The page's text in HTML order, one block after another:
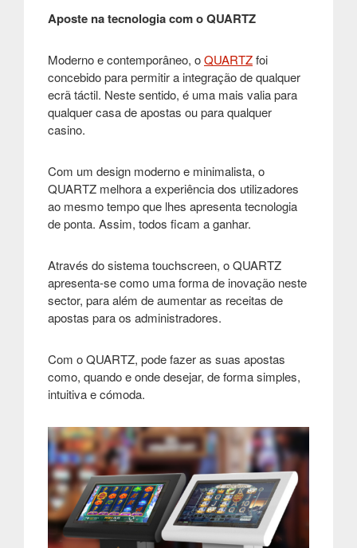
Aposte na tecnologia com o QUARTZ
Moderno e contemporâneo, oQUARTZfoi
concebido para permitir a integração de qualquer
ecrã táctil. Neste sentido, é uma mais valia para
qualquer casa de apostas ou para qualquer
casino.
Com um design moderno e minimalista, o
QUARTZ melhora a experiência dos utilizadores
ao mesmo tempo que lhes apresenta tecnologia
de ponta. Assim, todos ficam a ganhar.
Através do sistema touchscreen, o QUARTZ
apresenta-se como uma forma de inovação neste
sector, para além de aumentar as receitas de
apostas para os administradores.
Com o QUARTZ, pode fazer as suas apostas
como, quando e onde desejar, de forma simples,
intuitiva e cómoda.